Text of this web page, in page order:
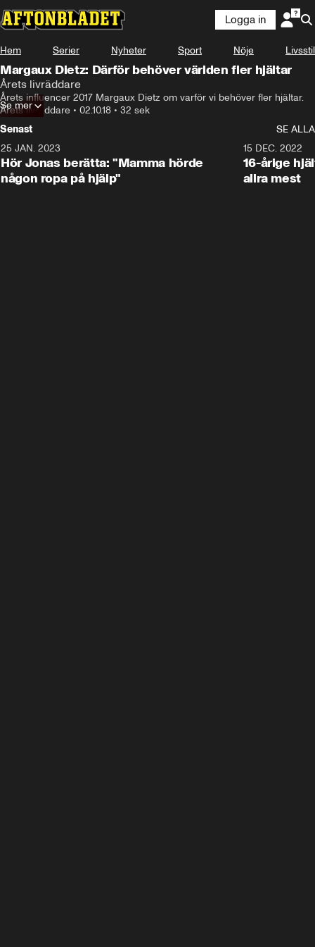
Logga in
Hem Serier Nyheter Sport Nöje Livsstil
Margaux Dietz: Därför behöver världen fler hjältar
Årets livräddare
Årets influencer 2017 Margaux Dietz om varför vi behöver fler hjältar.
Årets livräddare • 02.10.18 • 32 sek
Se mer
Senast
SE ALLA
25 JAN. 2023
Hör Jonas berätta: "Mamma hörde
någon ropa på hjälp"
15 DEC. 2022
16-årige
allra mest